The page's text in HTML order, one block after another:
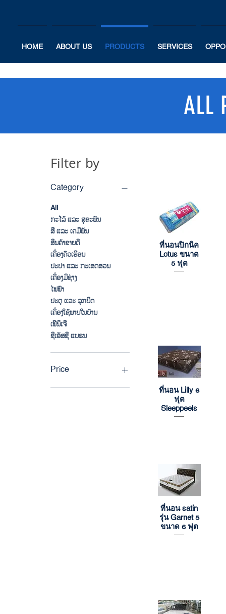
HOME ABOUT US PRODUCTS SERVICES
ALL
Filter by
Category
All
ກະໂລ້ ແລະ ສຸຂະພັນ
ສີ ແລະ ເຄມີພັນ
ສິນຄ້າຂາຍດີ
ເຄື່ອງຄົວເຮືອນ
ປະປາ ແລະ ກະເສດສວນ
ເຄື່ອງມືຊ່າງ
ໄຟຟ້າ
ປະຕູ ແລະ ລູກບິດ
ເຄື່ອງໃຊ້ພາຍໃນບ້ານ
ເຟີນິເຈີ
ຊີເອັສຊີ ແບຣນ
Price
Quick View
ที่นอนปิกนิค
Lotus ขนาด
5 ฟุต
Quick View
ที่นอน Lilly 6
ฟุต
Sleeppeels
Quick View
ที่นอน satin
รุ่น Garnet 5
ขนาด 6 ฟุต